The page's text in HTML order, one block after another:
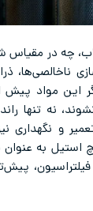
چه در مقیاس
ناخالصی‌ها،
این مواد پیش
نه تنها
و نگهداری
استیل به عنوان